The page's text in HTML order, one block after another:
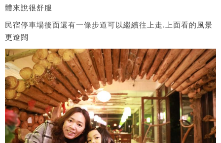
體來說很舒服
民宿停車場後面還有一條步道可以繼續往上走.上面看的風景
更遼闊